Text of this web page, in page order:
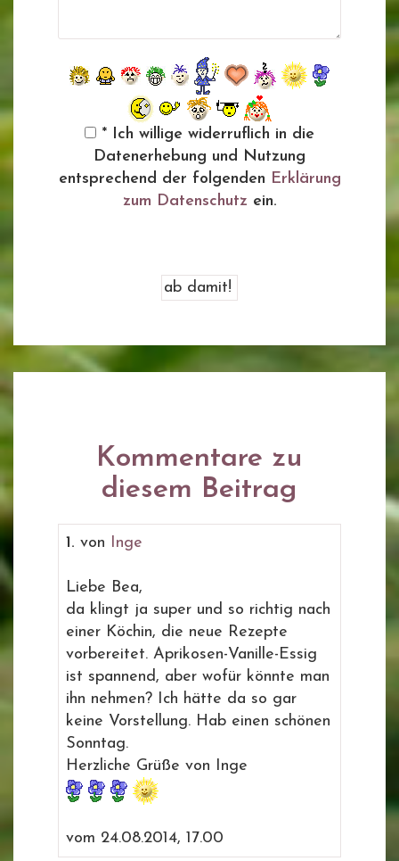
* Ich willige widerruflich in die
Datenerhebung und Nutzung
entsprechend der folgenden Erklärung
zum Datenschutz ein.
Kommentare zu
diesem Beitrag
1. von Inge
Liebe Bea,
da klingt ja super und so richtig nach
einer Köchin, die neue Rezepte
vorbereitet. Aprikosen-Vanille-Essig
ist spannend, aber wofür könnte man
ihn nehmen? Ich hätte da so gar
keine Vorstellung. Hab einen schönen
Sonntag.
Herzliche Grüße von Inge
vom 24.08.2014, 17.00